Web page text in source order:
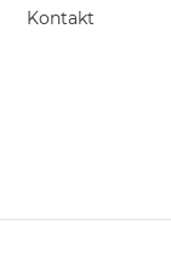
Kontakt